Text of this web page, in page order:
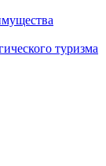
туризма